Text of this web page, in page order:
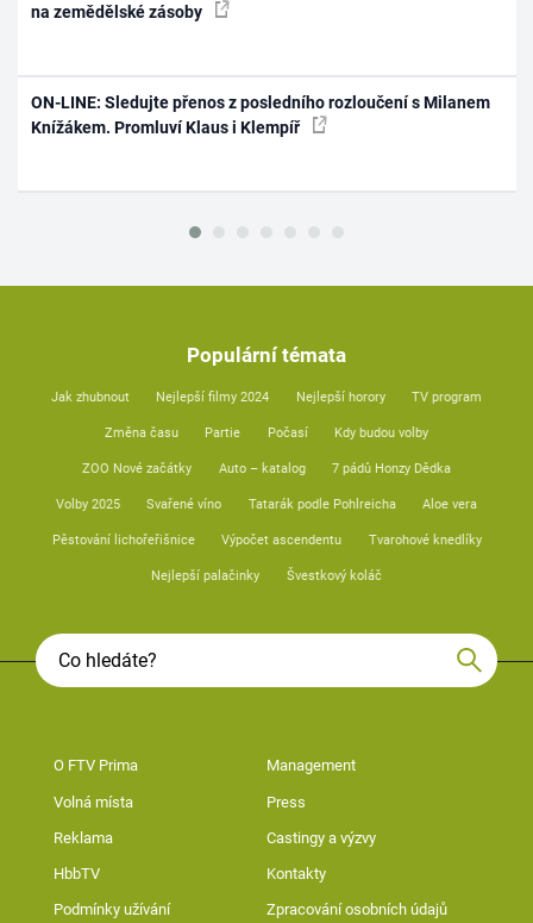
na zemědělské zásoby
ON-LINE: Sledujte přenos z posledního rozloučení s Milanem
Knížákem. Promluví Klaus i Klempíř
Populární témata
Jak zhubnout Nejlepší filmy 2024 Nejlepší horory TV program
Změna času Partie Počasí Kdy budou volby
ZOO Nové začátky Auto – katalog 7 pádů Honzy Dědka
Volby 2025 Svařené víno Tatarák podle Pohlreicha Aloe vera
Pěstování lichořeřišnice Výpočet ascendentu Tvarohové knedlíky
Nejlepší palačinky Švestkový koláč
O FTV Prima Management
Volná místa Press
Reklama Castingy a výzvy
HbbTV Kontakty
Podmínky užívání Zpracování osobních údajů